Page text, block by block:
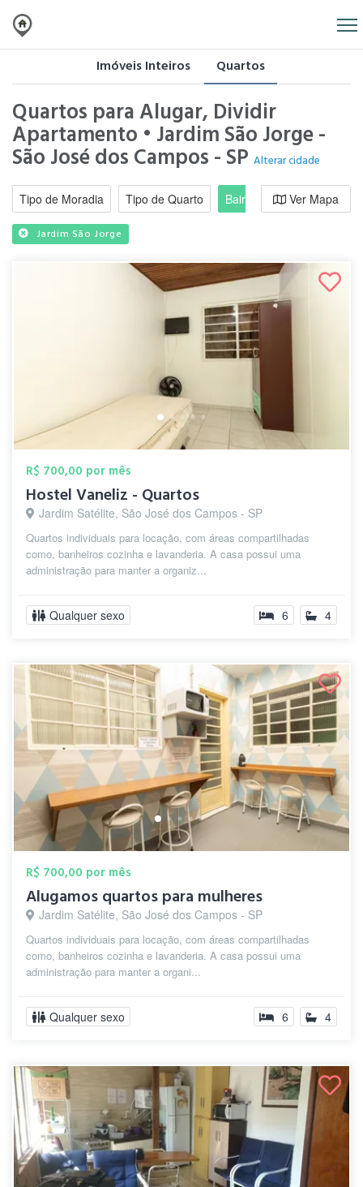
Imóveis Inteiros Quartos
Quartos para Alugar, Dividir
Apartamento • Jardim São Jorge -
São José dos Campos - SP Alterar cidade
Tipo de Moradia Tipo de Quarto Bairro / RegiãoVer Mapa
Jardim São Jorge
R$ 700,00 por mês
Hostel Vaneliz - Quartos
Jardim Satélite, São José dos Campos - SP
Quartos individuais para locação, com áreas compartilhadas
como, banheiros cozinha e lavanderia. A casa possui uma
administração para manter a organiz...
Qualquer sexo 6 4
R$ 700,00 por mês
Alugamos quartos para mulheres
Jardim Satélite, São José dos Campos - SP
Quartos individuais para locação, com áreas compartilhadas
como, banheiros cozinha e lavanderia. A casa possui uma
administração para manter a organi...
Qualquer sexo 6 4